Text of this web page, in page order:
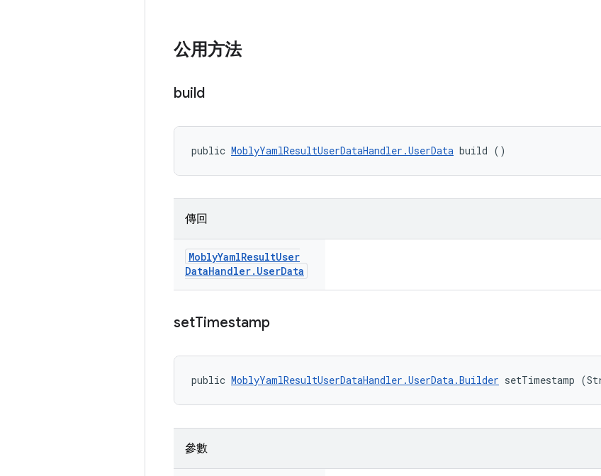
公用方法
build
public MoblyYamlResultUserDataHandler.UserData build ()
傳回
MoblyYamlResultUser
DataHandler. UserData
setTimestamp
public MoblyYamlResultUserDataHandler.UserData.Builder setTimestamp
參數